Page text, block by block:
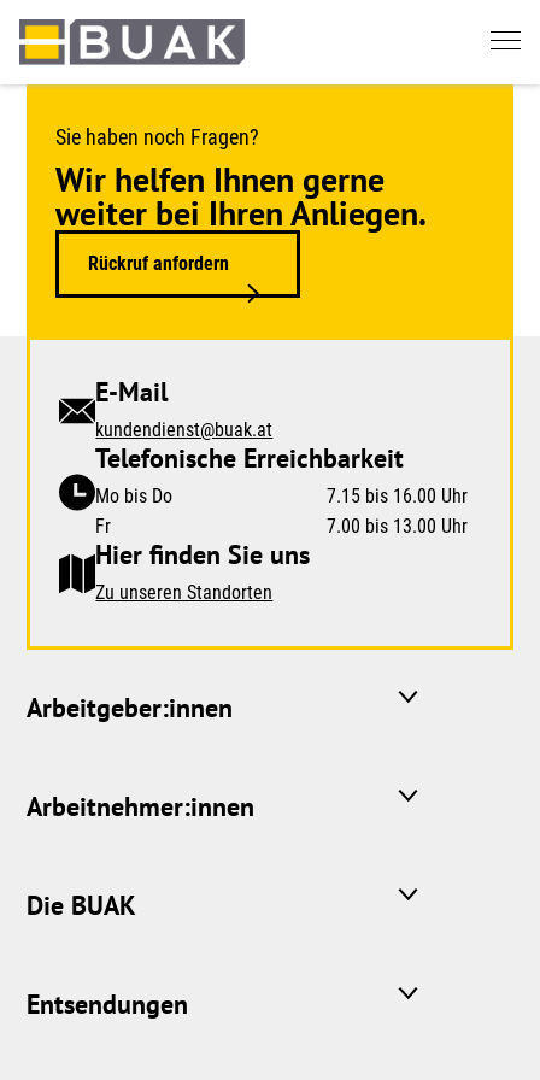
Springe
zum
Sie haben noch Fragen?
Wir helfen Ihnen gerne
weiter bei Ihren Anliegen.
Rückruf anfordern
E-Mail
kundendienst@buak.at
Telefonische Erreichbarkeit
Mo bis Do
7.15 bis 16.00 Uhr
Fr
7.00 bis 13.00 Uhr
Hier finden Sie uns
Zu unseren Standorten
Arbeitgeber:innen
Arbeitnehmer:innen
Die BUAK
Entsendungen